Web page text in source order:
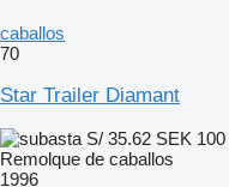
caballos
70
Star Trailer Diamant
S/ 35.62 SEK 100
Remolque de caballos
1996